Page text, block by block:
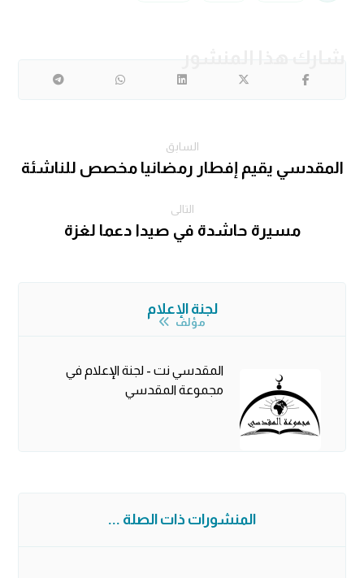
السابق
المقدسي يقيم إفطار رمضانيا مخصص للناشئة
التالى
مسيرة حاشدة في صيدا دعما لغزة
لجنة الإعلام
مؤلف
المقدسي نت - لجنة الإعلام في
مجموعة المقدسي
المنشورات ذات الصلة ...